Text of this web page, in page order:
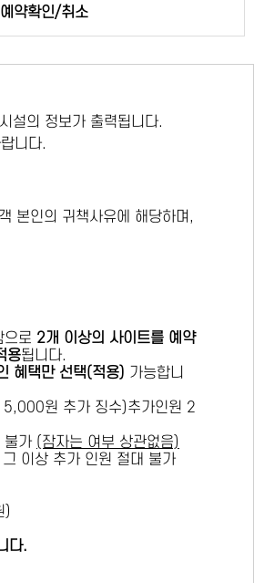
예약확인/취소
설의 정보가 출력됩니다.
니다.
본인의 귀책사유에 해당하며,
으로 2개 이상의 사이트를 예약
용됩니다.
혜택만 선택(적용) 가능합니
원 추가 징수)추가인원 2
불가 (잠자는 여부 상관없음)
이상 추가 인원 절대 불가
)
다.